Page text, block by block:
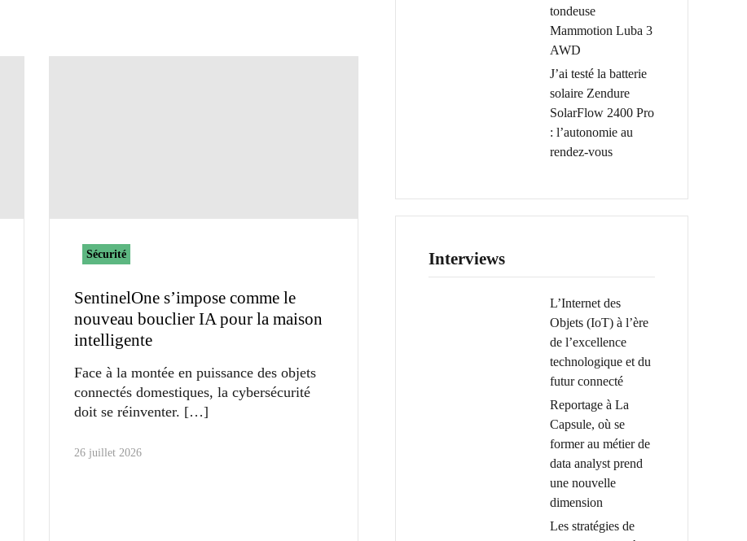
Sécurité
SentinelOne s’impose comme le
nouveau bouclier IA pour la maison
intelligente
Face à la montée en puissance des objets
connectés domestiques, la cybersécurité
doit se réinventer.
26 juillet 2026
tondeuse
Mammotion Luba 3
AWD
J’ai testé la batterie
solaire Zendure
SolarFlow 2400 Pro
: l’autonomie au
rendez-vous
Interviews
L’Internet des
Objets (IoT) à l’ère
de l’excellence
technologique et du
futur connecté
Reportage à La
Capsule, où se
former au métier de
data analyst prend
une nouvelle
dimension
Les stratégies de